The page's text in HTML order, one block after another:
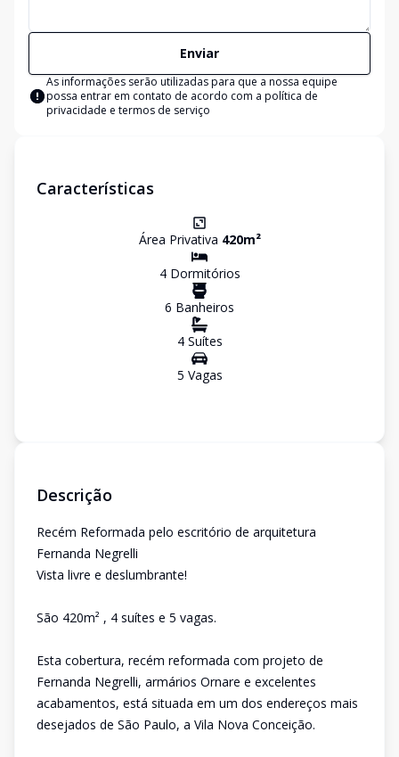
Enviar
As informações serão utilizadas para que a nossa equipe
possa entrar em contato de acordo com a política de
privacidade e termos de serviço
Características
Área Privativa 420m²
4Dormitórios
6 Banheiros
4Suítes
5 Vagas
Descrição
Recém Reformada pelo escritório de arquitetura
Fernanda Negrelli
Vista livre e deslumbrante!
São 420m² , 4 suítes e 5 vagas.
Esta cobertura, recém reformada com projeto de
Fernanda Negrelli, armários Ornare e excelentes
acabamentos, está situada em um dos endereços mais
desejados de São Paulo, a Vila Nova Conceição.